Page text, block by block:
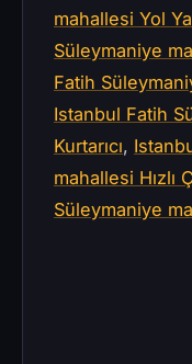
mahallesi Yol
Süleymaniye
Fatih
Istanbul Fatih
Kurtarıcı,
mahallesi Hızlı
Süleymaniye